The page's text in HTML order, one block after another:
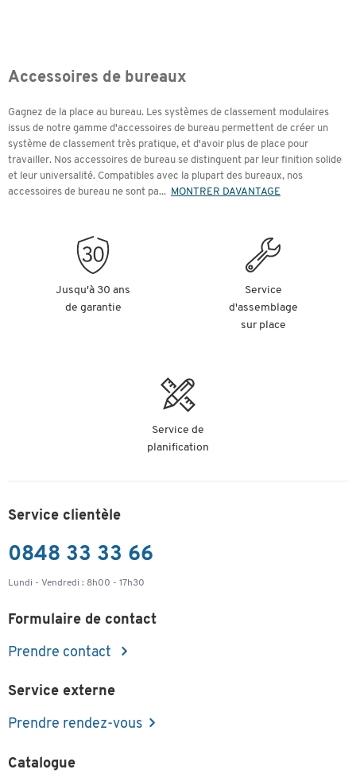
Accessoires de bureaux
Gagnez de la place au bureau. Les systèmes de classement modulaires
issus de notre gamme d'accessoires de bureau permettent de créer un
système de classement très pratique, et d'avoir plus de place pour
travailler. Nos accessoires de bureau se distinguent par leur finition solide
et leur universalité. Compatibles avec la plupart des bureaux, nos
accessoires de bureau ne sont pa... MONTRER DAVANTAGE
Jusqu'à 30 ans
de garantie
Service
d'assemblage
sur place
Service de
planification
Service clientèle
0848 33 33 66
Lundi - Vendredi : 8h00 - 17h30
Formulaire de contact
Prendre contact
Service externe
Prendre rendez-vous
Catalogue